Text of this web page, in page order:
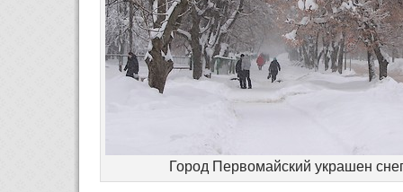
Город Первомайский украшен